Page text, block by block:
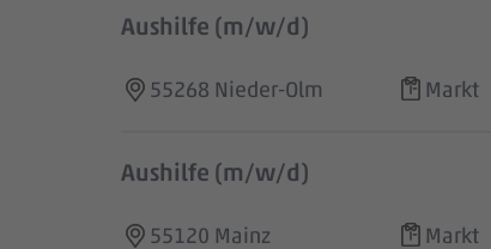
Aushilfe (m/w/d)
55268 Nieder-Olm Markt
Aushilfe (m/w/d)
55120 Mainz Markt